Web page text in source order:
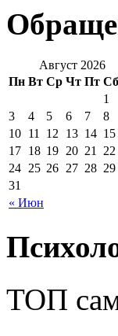
Август 2026
Пн Вт Ср Чт Пт Сб
« Июн
1
3
4 5 6 7 8
10 11 12 13 14 15
17 18 19 20 21 22
24 25 26 27 28 29
31
ТОП